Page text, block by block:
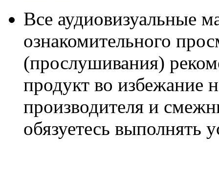
Все аудиовизуальные
ознакомительного
(прослушивания)
продукт во избежание
производителя и
обязуетесь выполнять